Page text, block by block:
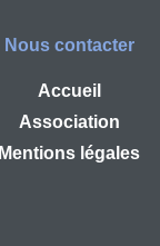
Nous contacter
Accueil
Association
Mentions légales